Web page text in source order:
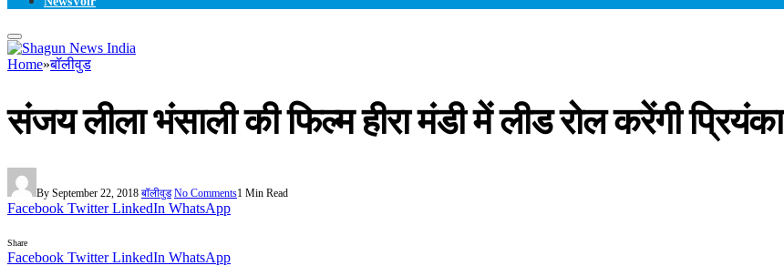
Home»बॉलीवुड
संजय लीला भंसाली की फिल्म हीरा मंडी में लीड रोल करेंगी प्रियंका
By September 22, 2018 बॉलीवुड No Comments1 Min Read
Facebook Twitter LinkedIn WhatsApp
Share
Facebook Twitter LinkedIn WhatsApp